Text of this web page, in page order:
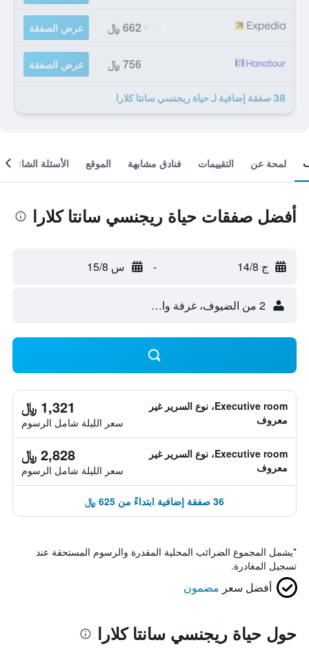
662 ﷼ عرض الصفقة
756 ﷼ عرض الصفقة
38 صفقة إضافية لـ حياة ريجنسي سانتا كلارا
لمحة عن التقييمات فنادق مشابهة الموقع الأسئلة الشائعة
أفضل صفقات حياة ريجنسي سانتا كلارا
ج 14/8 - س 15/8
2 من الضيوف، غرفة واحدة
Executive room، نوع السرير غير
معروف
1,321 ﷼
سعر الليلة شامل الرسوم
Executive room، نوع السرير غير
معروف
2,828 ﷼
سعر الليلة شامل الرسوم
36 صفقة إضافية ابتداءً من 625 ﷼
*يشمل المجموع الضرائب المحلية المقدرة والرسوم المستحقة عند
تسجيل المغادرة.
أفضل سعر مضمون
حول حياة ريجنسي سانتا كلارا